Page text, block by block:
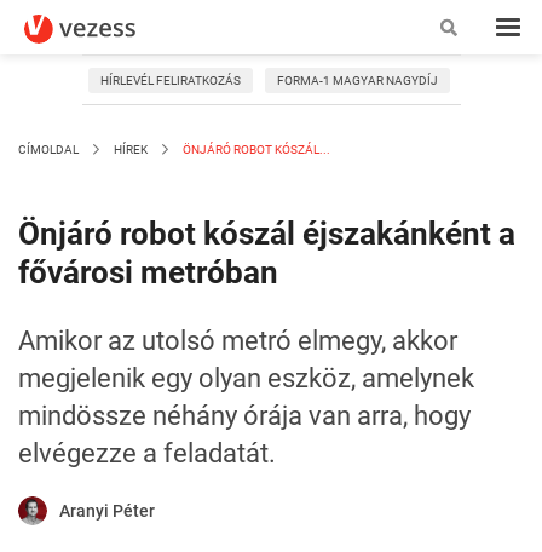
HÍRLEVÉL FELIRATKOZÁS FORMA-1 MAGYAR NAGYDÍJ
CÍMOLDAL HÍREK ÖNJÁRÓ ROBOT KÓSZÁL...
Önjáró robot kószál éjszakánként a
fővárosi metróban
Amikor az utolsó metró elmegy, akkor
megjelenik egy olyan eszköz, amelynek
mindössze néhány órája van arra, hogy
elvégezze a feladatát.
Aranyi Péter